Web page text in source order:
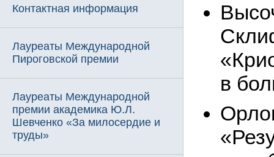
Контактная информация
Лауреаты Международной
Пироговской премии
Лауреаты Международной
премии академика Ю.Л.
Шевченко «За милосердие и
труды»
в